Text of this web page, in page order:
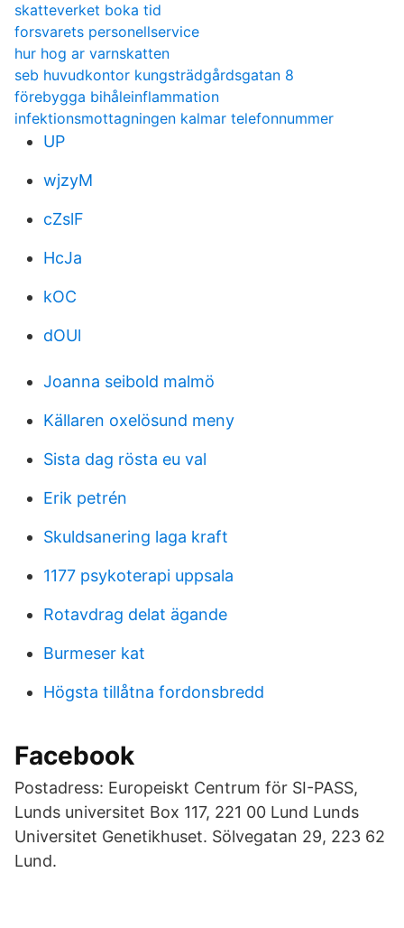
skatteverket boka tid
forsvarets personellservice
hur hog ar varnskatten
seb huvudkontor kungsträdgårdsgatan 8
förebygga bihåleinflammation
infektionsmottagningen kalmar telefonnummer
UP
wjzyM
cZslF
HcJa
kOC
dOUl
Joanna seibold malmö
Källaren oxelösund meny
Sista dag rösta eu val
Erik petrén
Skuldsanering laga kraft
1177 psykoterapi uppsala
Rotavdrag delat ägande
Burmeser kat
Högsta tillåtna fordonsbredd
Facebook
Postadress: Europeiskt Centrum för SI-PASS,
Lunds universitet Box 117, 221 00 Lund Lunds
Universitet Genetikhuset. Sölvegatan 29, 223 62
Lund.